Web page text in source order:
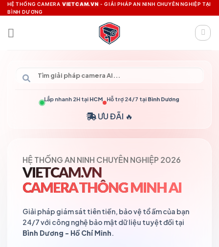
Skip
to
content
HỆ THỐNG CAMERA VIETCAM.VN - GIẢI PHÁP AN NINH CHUYÊN NGHIỆP TẠI
BÌNH DƯƠNG
Lắp nhanh 2H tại HCM Hỗ trợ 24/7 tại Bình Dương
ƯU ĐÃI 🔥
HỆ THỐNG AN NINH CHUYÊN NGHIỆP 2026
VIETCAM.VN
CAMERA THÔNG MINH AI
Giải pháp giám sát tiên tiến, bảo vệ tổ ấm của bạn
24/7 với công nghệ bảo mật dữ liệu tuyệt đối tại
Bình Dương - Hồ Chí Minh.